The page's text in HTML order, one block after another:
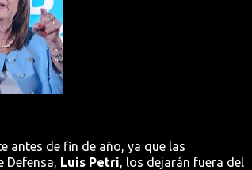
antes de fin de año, ya que las
Defensa, Luis Petri, los dejarán fuera del